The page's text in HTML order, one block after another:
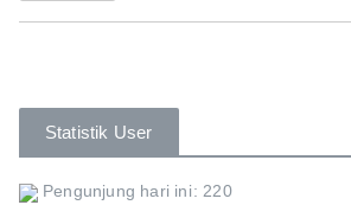
Statistik User
Pengunjung hari ini: 220